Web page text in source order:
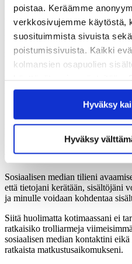
poistaa. Keräämme
verkkosivujemme käytöstä,
suosituimmista sivuista
poistumissivuista. Kaikki
kolmansien osapuolien
saattaa estää näiden
Hyväksymällä kaikki
sisältö on käytettävissäsi.
Hyväksy
Hyväksy
Yksityisviesteistä löyty y
linkkejä, uutisartikkeleita ja
matkalle.
mielipiteen vapaus. Olen
teknologiakehitys on tuonut
tekstiviestikohuja, julkisuuteen
Twitter-kommentointinsa vuoksi
Sosiaalisen median tilieni
että tietojani kerätään, sisältöjäni
ja minulle voidaan kohdentaa
Siitä huolimatta kotimaassani ei
ratkaisiko trolliarmeja
sosiaalisen median kontaktini
ratkaista matkustusaikomukseni.